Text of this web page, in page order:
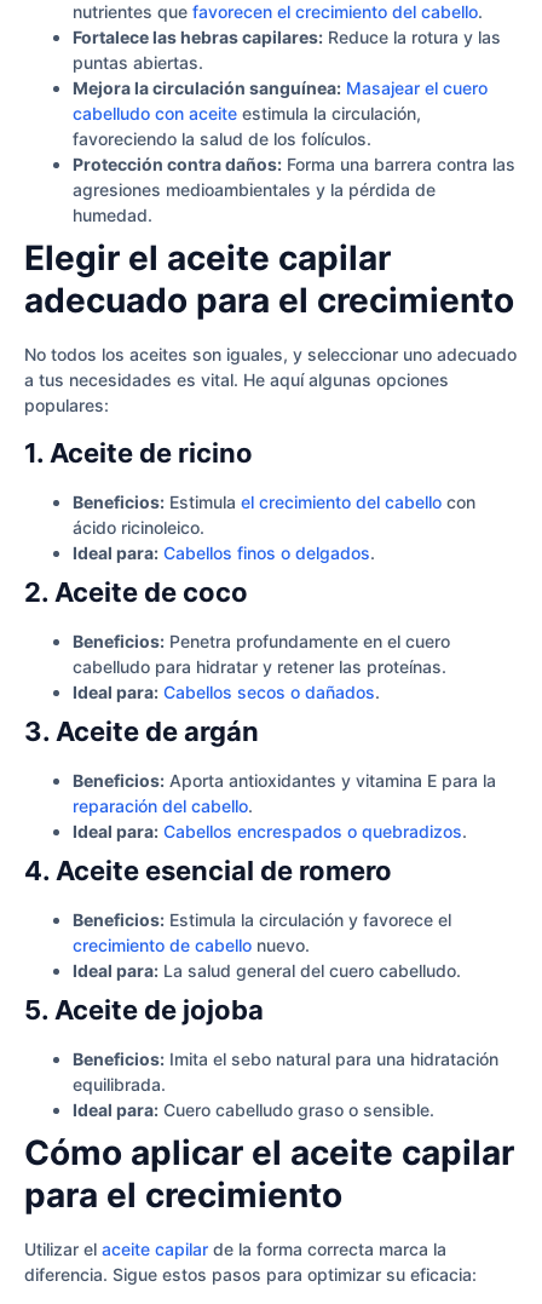
nutrientes que favorecen el crecimiento del cabello.
Fortalece las hebras capilares: Reduce la rotura y las
puntas abiertas.
Mejora la circulación sanguínea: Masajear el cuero
cabelludo con aceite estimula la circulación,
favoreciendo la salud de los folículos.
Protección contra daños: Forma una barrera contra las
agresiones medioambientales y la pérdida de
humedad.
Elegir el aceite capilar
adecuado para el crecimiento
No todos los aceites son iguales, y seleccionar uno adecuado
a tus necesidades es vital. He aquí algunas opciones
populares:
1. Aceite de ricino
Beneficios: Estimula el crecimiento del cabello con
ácido ricinoleico.
Ideal para: Cabellos finos o delgados.
2. Aceite de coco
Beneficios: Penetra profundamente en el cuero
cabelludo para hidratar y retener las proteínas.
Ideal para: Cabellos secos o dañados.
3. Aceite de argán
Beneficios: Aporta antioxidantes y vitamina E para la
reparación del cabello.
Ideal para: Cabellos encrespados o quebradizos.
4. Aceite esencial de romero
Beneficios: Estimula la circulación y favorece el
crecimiento de cabello nuevo.
Ideal para: La salud general del cuero cabelludo.
5. Aceite de jojoba
Beneficios: Imita el sebo natural para una hidratación
equilibrada.
Ideal para: Cuero cabelludo graso o sensible.
Cómo aplicar el aceite capilar
para el crecimiento
Utilizar el aceite capilar de la forma correcta marca la
diferencia. Sigue estos pasos para optimizar su eficacia: